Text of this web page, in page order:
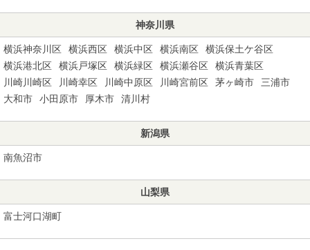
神奈川県
横浜神奈川区 横浜西区 横浜中区 横浜南区
横浜保土ケ谷区
横浜港北区
横浜戸塚区 横浜緑区 横浜瀬谷区
横浜青葉区
川崎川崎区
川崎幸区 川崎中原区 川崎宮前区 茅ヶ崎市
三浦市
大和市
小田原市 厚木市 清川村
新潟県
南魚沼市
山梨県
富士河口湖町